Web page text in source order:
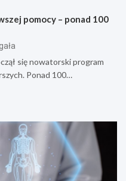
pomocy – ponad 100
się nowatorski program
Ponad 100…